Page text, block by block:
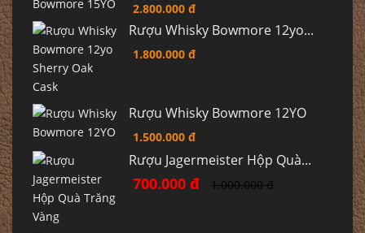
2.800.000 đ
Rượu Whisky Bowmore 12yo...
1.800.000 đ
Rượu Whisky Bowmore 12YO
1.500.000 đ
Rượu Jagermeister Hộp Quà...
700.000 đ 1.000.000 đ